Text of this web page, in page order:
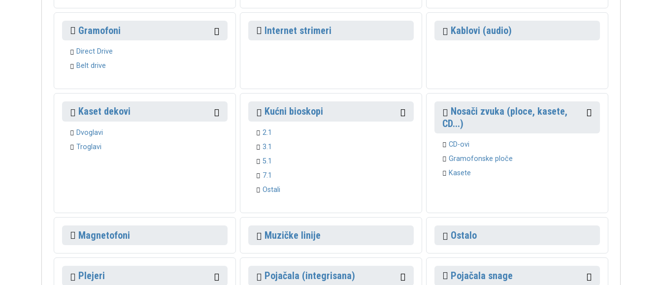
Gramofoni
Direct Drive
Belt drive
Internet strimeri Kablovi (audio)
Kaset dekovi
Dvoglavi
Troglavi
Kućni bioskopi
2.1
3.1
5.1
7.1
Ostali
Nosači zvuka (ploce, kasete,
CD...)
CD-ovi
Gramofonske ploče
Kasete
Magnetofoni Muzičke linije Ostalo
Plejeri Pojačala (integrisana) Pojačala snage